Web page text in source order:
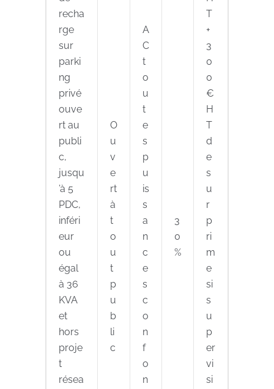
recha
rge
sur
parki
ng
privé
ouve
rt au
publi
c,
jusqu
’à 5
PDC,
inféri
eur
ou
égal
à 36
KVA
et
hors
proje
t
résea
O
u
v
e
rt
à
t
o
u
t
p
u
b
li
c
A
C
t
o
u
t
e
s
p
u
is
s
a
n
c
e
s
c
o
n
f
o
n
3
0
%
T
+
3
0
0
€
H
T
d
e
s
u
r
p
ri
m
e
si
s
u
p
er
vi
si